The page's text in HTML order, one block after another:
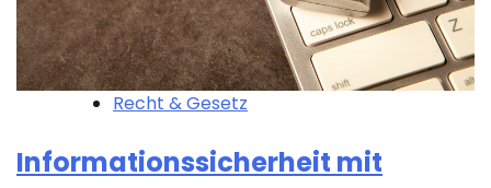
Recht & Gesetz
Informationssicherheit mit